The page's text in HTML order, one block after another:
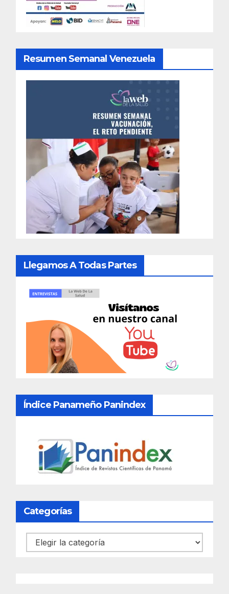
Resumen Semanal Venezuela
Llegamos A Todas Partes
Índice Panameño Panindex
Categorías
Categorías